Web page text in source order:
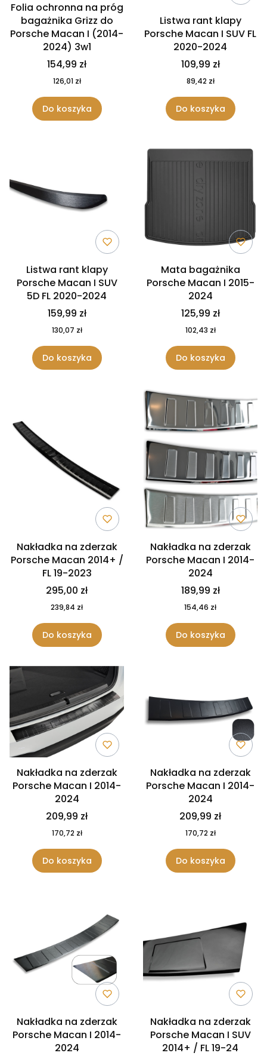
Folia ochronna na próg
bagażnika Grizz do
Porsche Macan I (2014-
2024) 3w1
154,99 zł
126,01 zł
Do koszyka
Listwa rant klapy
Porsche Macan I SUV FL
2020-2024
109,99 zł
89,42 zł
Do koszyka
Listwa rant klapy
Porsche Macan I SUV
5D FL 2020-2024
159,99 zł
130,07 zł
Do koszyka
Mata bagażnika
Porsche Macan I 2015-
2024
125,99 zł
102,43 zł
Do koszyka
Nakładka na zderzak
Porsche Macan 2014+ /
FL 19-2023
295,00 zł
239,84 zł
Do koszyka
Nakładka na zderzak
Porsche Macan I 2014-
2024
189,99 zł
154,46 zł
Do koszyka
Nakładka na zderzak
Porsche Macan I 2014-
2024
209,99 zł
170,72 zł
Do koszyka
Nakładka na zderzak
Porsche Macan I 2014-
2024
209,99 zł
170,72 zł
Do koszyka
Nakładka na zderzak
Porsche Macan I 2014-
2024
Nakładka na zderzak
Porsche Macan I SUV
2014+ / FL 19-24